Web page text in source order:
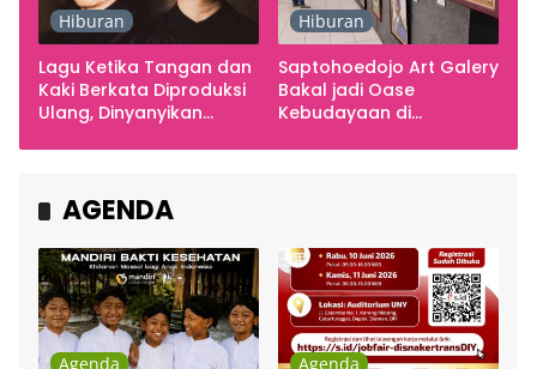
Hiburan
Lagu Ketika Tangan dan
Kaki Berkata Diproduksi
Ulang, Dinyanyikan
Hiburan
Saptohoedojo Art Galery
Bakal jadi Oase
Kebudayaan di
AGENDA
Agenda Agenda